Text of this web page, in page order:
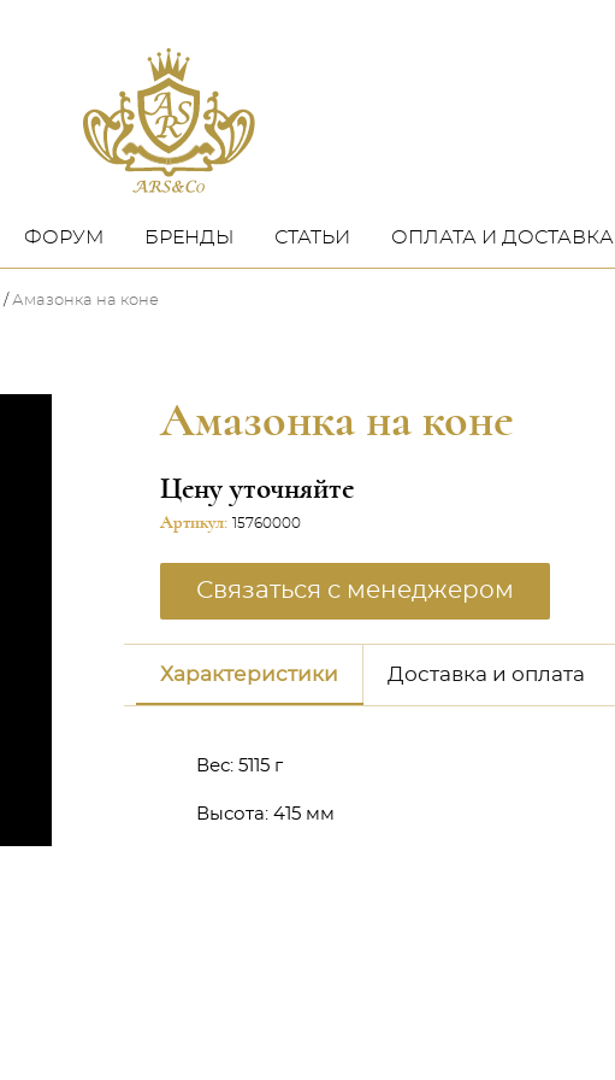
ФОРУМ БРЕНДЫ СТАТЬИ ОПЛАТА И ДОСТАВКА
Амазонка на коне
Амазонка на коне
Цену уточняйте
Артикул: 15760000
Связаться с менеджером
Характеристики Доставка и оплата
Вес: 5115 г
Высота: 415 мм